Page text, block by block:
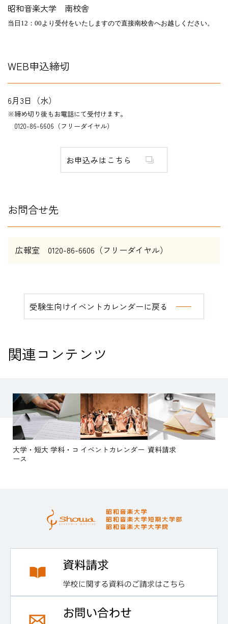
昭和音楽大学 南校舎
当日 12 ：00より受付をいたしますので直接南校舎へお越しください。
WEB申込締切
6月3日（水）
※締め切り後もお電話にて受付け ます。
0120-86-6606（フリーダイヤル）
お申込みはこちら
お問合せ先
広報室 0120-86-6606（フリーダイヤル）
受験生向けイベントカレンダーに戻る
関連コンテンツ
大学・短大 学科・コ
ース
イベントカレンダー 資料請求